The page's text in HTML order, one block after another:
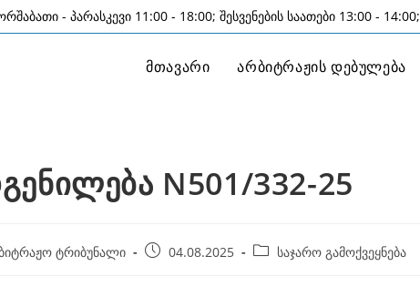
- პარასკევი 11:00 - 18:00; შესვენების საათები 13:00 - 14:00;
მთავარი არბიტრაჟის დებულება
N501/332-25
ტრიბუნალი
Post04.08.2025
Post საჯარო გამოქვეყნება